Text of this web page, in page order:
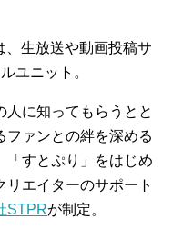
、生放送や動画投稿サ
ユニット。
人に知ってもらうとと
ファンとの絆を深める
「すとぷり」をはじめ
エイターのサポート
STPRが制定。